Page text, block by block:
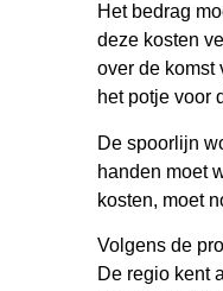
Het bedrag
deze kosten
over de komst
het potje voor
De spoorlijn
handen moet
kosten, moet
Volgens de
De regio kent